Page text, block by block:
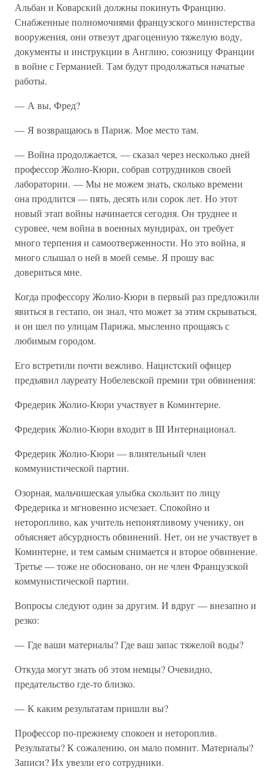
Альбан и Коварский должны покинуть Францию.
Снабженные полномочиями французского министерства
вооружения, они отвезут драгоценную тяжелую воду,
документы и инструкции в Англию, союзницу Франции
в войне с Германией. Там будут продолжаться начатые
работы.
— А вы, Фред?
— Я возвращаюсь в Париж. Мое место там.
— Война продолжается, — сказал через несколько дней
профессор Жолио-Кюри, собрав сотрудников своей
лаборатории. — Мы не можем знать, сколько времени
она продлится — пять, десять или сорок лет. Но этот
новый этап войны начинается сегодня. Он труднее и
суровее, чем война в военных мундирах, он требует
много терпения и самоотверженности. Но это война, я
много слышал о ней в моей семье. Я прошу вас
довериться мне.
Когда профессору Жолио-Кюри в первый раз предложили
явиться в гестапо, он знал, что может за этим скрываться,
и он шел по улицам Парижа, мысленно прощаясь с
любимым городом.
Его встретили почти вежливо. Нацистский офицер
предъявил лауреату Нобелевской премии три обвинения:
Фредерик Жолио-Кюри участвует в Коминтерне.
Фредерик Жолио-Кюри входит в III Интернационал.
Фредерик Жолио-Кюри — влиятельный член
коммунистической партии.
Озорная, мальчишеская улыбка скользит по лицу
Фредерика и мгновенно исчезает. Спокойно и
неторопливо, как учитель непонятливому ученику, он
объясняет абсурдность обвинений. Нет, он не участвует в
Коминтерне, и тем самым снимается и второе обвинение.
Третье — тоже не обосновано, он не член Французской
коммунистической партии.
Вопросы следуют один за другим. И вдруг — внезапно и
резко:
— Где ваши материалы? Где ваш запас тяжелой воды?
Откуда могут знать об этом немцы? Очевидно,
предательство где-то близко.
— К каким результатам пришли вы?
Профессор по-прежнему спокоен и нетороплив.
Результаты? К сожалению, он мало помнит. Материалы?
Записи? Их увезли его сотрудники.